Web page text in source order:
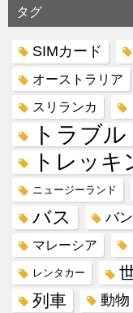
タグ
SIMカード
オーストラリア
スリランカ
トラブル
トレッ
ニュージーランド
バス バ
マレーシア
レンタカー
列車 動物